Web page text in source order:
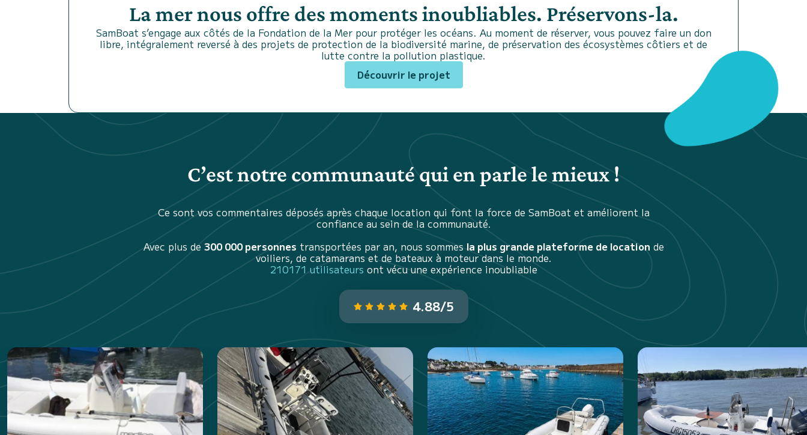
La mer nous offre des moments inoubliables. Préservons-la.
SamBoat s’engage aux côtés de la Fondation de la Mer pour protéger les océans. Au moment de réserver, vous pouvez faire un don
libre, intégralement reversé à des projets de protection de la biodiversité marine, de préservation des écosystèmes côtiers et de
lutte contre la pollution plastique.
Découvrir le projet
C’est notre communauté qui en parle le mieux !
Ce sont vos commentaires déposés après chaque location qui font la force de SamBoat et améliorent la
confiance au sein de la communauté.
Avec plus de300 000 personnes transportées par an, nous sommesla plus grande plateforme de location de
voiliers, de catamarans et de bateaux à moteur dans le monde.
210171 utilisateurs ont vécu une expérience inoubliable
4.88/5